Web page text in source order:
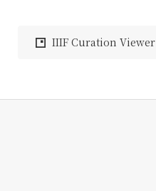
IIIF Curation Viewer